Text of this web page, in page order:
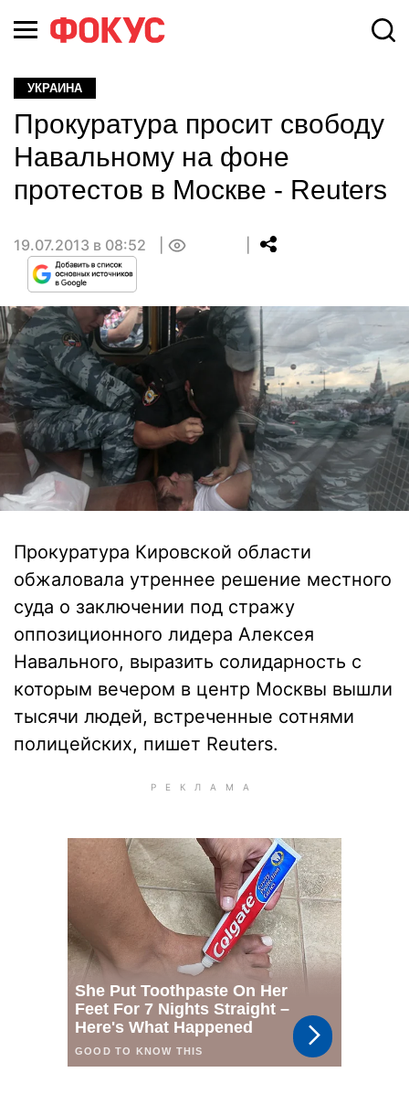
УКРАИНА
Прокуратура просит свободу
Навальному на фоне
протестов в Москве - Reuters
19.07.2013 в 08:52
Прокуратура Кировской области
обжаловала утреннее решение местного
суда о заключении под стражу
оппозиционного лидера Алексея
Навального, выразить солидарность с
которым вечером в центр Москвы вышли
тысячи людей, встреченные сотнями
полицейских, пишет Reuters.